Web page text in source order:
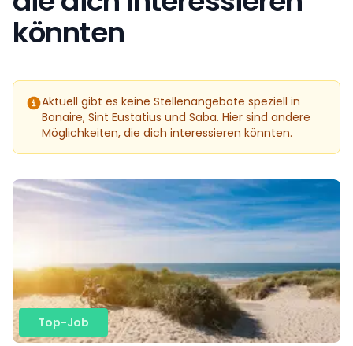
könnten
Aktuell gibt es keine Stellenangebote speziell in
Bonaire, Sint Eustatius und Saba. Hier sind andere
Möglichkeiten, die dich interessieren könnten.
Top-Job